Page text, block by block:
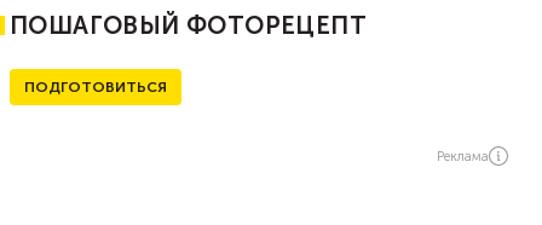
ПОШАГОВЫЙ ФОТОРЕЦЕПТ
ПОДГОТОВИТЬСЯ
Реклама